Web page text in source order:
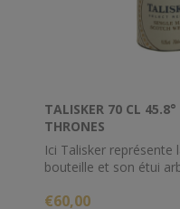
TALISKER 70 CL 45.8°
THRONES
Ici Talisker représente
bouteille et son étui
parallèle avec les Iles
€60,00